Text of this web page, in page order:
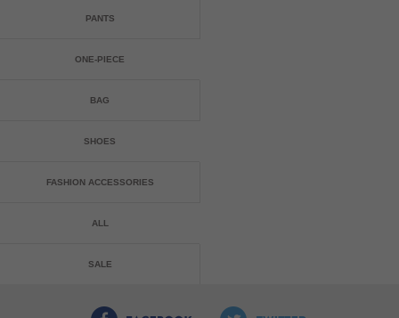
PANTS
ONE-PIECE
BAG
SHOES
FASHION ACCESSORIES
ALL
SALE